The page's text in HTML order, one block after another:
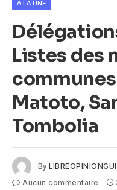
A LA UNE
Listes des
Matoto,
Tombolia
By
Aucun commentaire